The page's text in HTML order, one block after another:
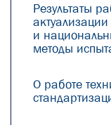
Результаты
и
методы
О работе